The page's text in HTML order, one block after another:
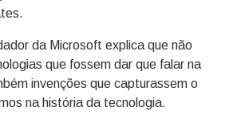
da Microsoft explica que não
que fossem dar que falar na
invenções que capturassem o
na história da tecnologia.